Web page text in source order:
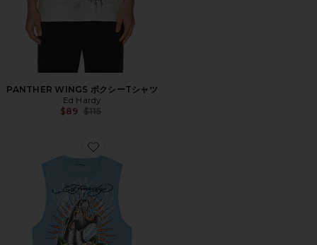
PANTHER WINGS ボクシーTシャツ
Ed Hardy
$89 Previous price:
$115
Favorite PANTHER ROSES カットオフTシャツ